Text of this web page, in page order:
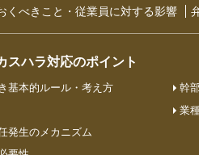
くべきこと・従業員に対する影響
スハラ対応のポイント
基本的ルール・考え方
発生のメカニズム
幹
業